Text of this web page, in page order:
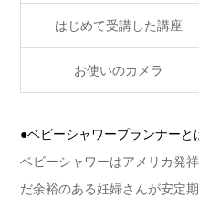
はじめて受講した講座
お使いのカメラ
●ベビーシャワープランナーと
ベビーシャワーはアメリカ発
だ余裕のある妊婦さんが安定